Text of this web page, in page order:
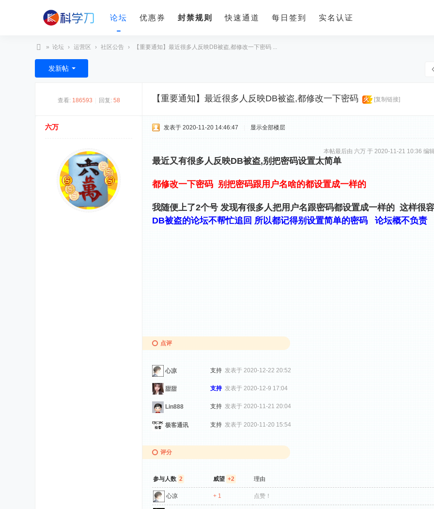
论坛 优惠券 封禁规则 快速通道 每日签到 实名认证
科
学
» 论坛 › 运营区 › 社区公告 › 【重要通知】最近很多人反映DB被盗,都修改一下密码 ...
发新帖
查看: 186593 回复: 58 【重要通知】最近很多人反映DB被盗,都修改一下密码 火 [复制链接]
六万 发表于 2020-11-20 14:46:47 显示全部楼层
本帖最后由 六万 于 2020-11-21 10:36 编
最近又有很多人反映DB被盗,别把密码设置太简单
都修改一下密码 别把密码跟用户名啥的都设置成一样的
我随便上了2个号 发现有很多人把用户名跟密码都设置成一样的 这样很
DB被盗的论坛不帮忙追回 所以都记得别设置简单的密码 论坛概不负责
点评
心凉 支持 发表于 2020-12-22 20:52
甜甜 支持 发表于 2020-12-9 17:04
Lin888 支持 发表于 2020-11-21 20:04
极客通讯 支持 发表于 2020-11-20 15:54
评分
参与人数 2 威望 +2 理由
心凉 + 1 点赞！